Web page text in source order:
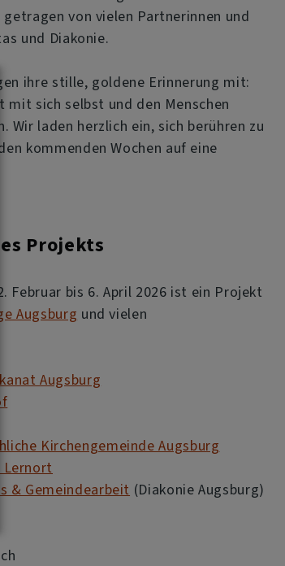
von vielen Partnerinnen und
und Diakonie.
ihre stille, goldene Erinnerung mit:
sich selbst und den Menschen
Wir laden herzlich ein, sich berühren zu
kommenden Wochen auf eine
Projekts
Februar bis 6. April 2026 ist ein Projekt
Augsburg und vielen
Augsburg
Kirchengemeinde Augsburg
Lernort
& Gemeindearbeit (Diakonie Augsburg)